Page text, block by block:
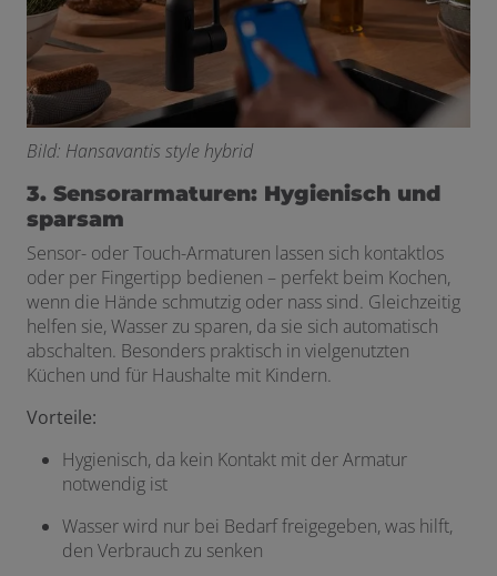
BiId: Hansavantis style hybrid
3. Sensorarmaturen: Hygienisch und
sparsam
Sensor- oder Touch-Armaturen lassen sich kontaktlos
oder per Fingertipp bedienen – perfekt beim Kochen,
wenn die Hände schmutzig oder nass sind. Gleichzeitig
helfen sie, Wasser zu sparen, da sie sich automatisch
abschalten. Besonders praktisch in vielgenutzten
Küchen und für Haushalte mit Kindern.
Vorteile:
Hygienisch, da kein Kontakt mit der Armatur
notwendig ist
Wasser wird nur bei Bedarf freigegeben, was hilft,
den Verbrauch zu senken